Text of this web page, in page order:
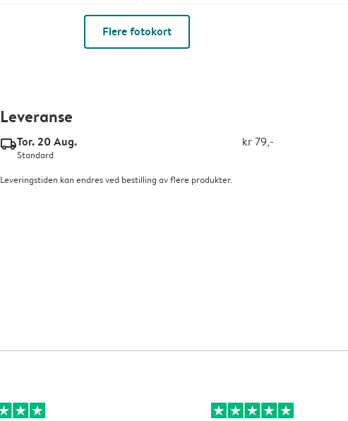
Flere fotokort
Leveranse
delivery_standard_v2Tor. 20 Aug. kr 79,-
Standard
Leveringstiden kan endres ved bestilling av flere produkter.